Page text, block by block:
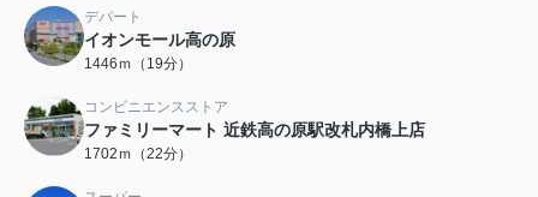
デパート
イオンモール高の原
1446ｍ（19分）
コンビニエンスストア
ファミリーマート 近鉄高の原駅改札内橋上店
1702ｍ（22分）